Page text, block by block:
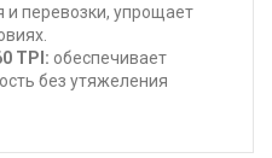
и перевозки, упрощает
TPI: обеспечивает
без утяжеления